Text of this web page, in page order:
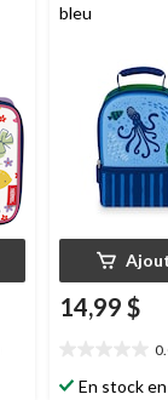
bleu
14,99 $
étoile(s)
En stock